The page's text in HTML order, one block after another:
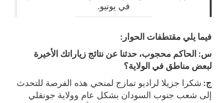
في يونيو.
فيما يلي مقتطفات الحوار:
س: الحاكم محجوب، حدثنا عن نتائج زياراتك الأخيرة
لبعض مناطق في الولاية؟
ج: شكرا جزيلا لراديو تمازج لمنحي هذه الفرصة للتحدث
إلى شعب جنوب السودان بشكل عام وولاية جونقلي